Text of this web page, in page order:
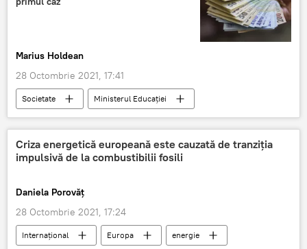
Marius Holdean
28 Octombrie 2021, 17:41
Societate Ministerul Educației
Criza energetică europeană este cauzată de tranziția
impulsivă de la combustibilii fosili
Daniela Porovăț
28 Octombrie 2021, 17:24
Internaţional Europa
energie